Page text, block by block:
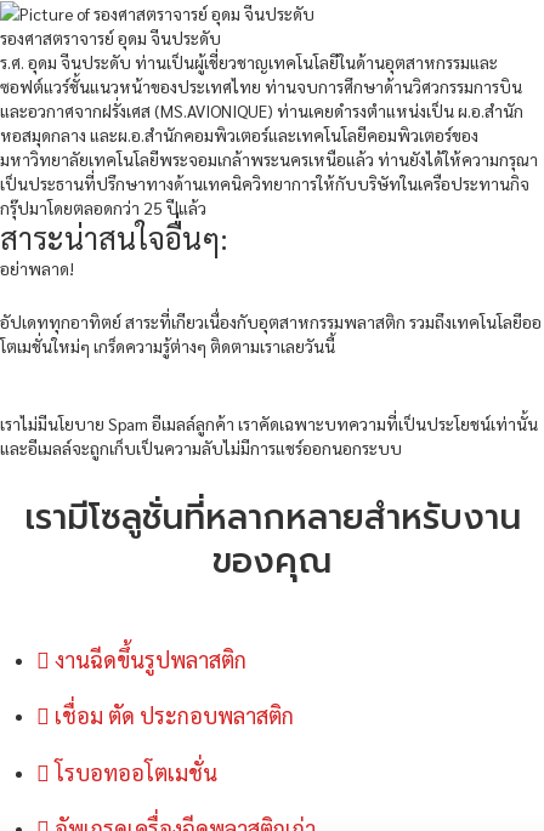
รองศาสตราจารย์ อุดม จีนประดับ
ร.ศ. อุดม จีนประดับ ท่านเป็นผู้เชี่ยวชาญเทคโนโลยีในด้านอุตสาหกรรมและ
ซอฟต์แวร์ชั้นแนวหน้าของประเทศไทย ท่านจบการศึกษาด้านวิศวกรรมการบิน
และอวกาศจากฝรั่งเศส (MS.AVIONIQUE) ท่านเคยดำรงตำแหน่งเป็น ผ.อ.สำนัก
หอสมุดกลาง และผ.อ.สำนักคอมพิวเตอร์และเทคโนโลยีคอมพิวเตอร์ของ
มหาวิทยาลัยเทคโนโลยีพระจอมเกล้าพระนครเหนือแล้ว ท่านยังได้ให้ความกรุณา
เป็นประธานที่ปรึกษาทางด้านเทคนิควิทยาการให้กับบริษัทในเครือประทานกิจ
กรุ๊ปมาโดยตลอดกว่า 25 ปีแล้ว
สาระน่าสนใจอื่นๆ:
อย่าพลาด!
อัปเดททุกอาทิตย์ สาระที่เกียวเนื่องกับอุตสาหกรรมพลาสติก รวมถึงเทคโนโลยีออ
โตเมชั่นใหม่ๆ เกร็ดความรู้ต่างๆ ติดตามเราเลยวันนี้
เราไม่มีนโยบาย Spam อีเมลล์ลูกค้า เราคัดเฉพาะบทความที่เป็นประโยชน์เท่านั้น
และอีเมลล์จะถูกเก็บเป็นความลับไม่มีการแชร์ออกนอกระบบ
เรามีโซลูชั่นที่หลากหลายสำหรับงาน
ของคุณ
งานฉีดขึ้นรูปพลาสติก
เชื่อม ตัด ประกอบพลาสติก
โรบอทออโตเมชั่น